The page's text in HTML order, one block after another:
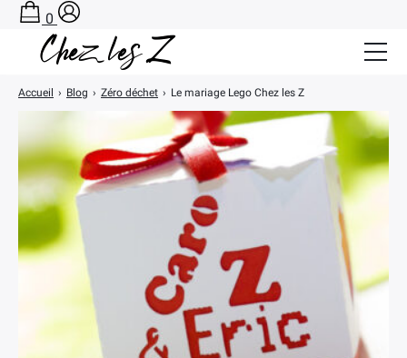
Accueil › Blog › Zéro déchet › Le mariage Lego Chez les Z
0
Salle de Bain Zéro Déchet
Cuisine Zéro Déchet
BLOG
A PROPOS
CONTACT